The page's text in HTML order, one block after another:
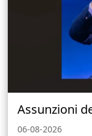
Assunzioni
06-08-2026